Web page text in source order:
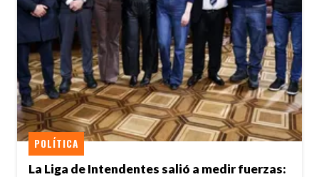
La Liga de Intendentes salió a medir fuerzas:
POLÍTICA